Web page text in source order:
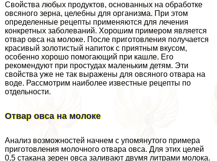
Свойства любых продуктов, основанных на обработке
овсяного зерна, целебны для организма. При этом
определенные рецепты применяются для лечения
конкретных заболеваний. Хорошим примером является
отвар овса на молоке. После приготовления получается
красивый золотистый напиток с приятным вкусом,
особенно хорошо помогающий при кашле. Его
рекомендуют при простудах маленьким детям. Эти
свойства уже не так выражены для овсяного отвара на
воде. Рассмотрим наиболее известные рецепты по
отдельности.
Отвар овса на молоке
Анализ возможностей начнем с упомянутого примера
приготовления молочного отвара овса. Для этих целей
0,5 стакана зерен овса заливают двумя литрами молока.